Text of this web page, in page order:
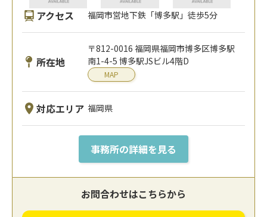
アクセス 福岡市営地下鉄「博多駅」徒歩5分
所在地
〒812-0016 福岡県福岡市博多区博多駅
南1-4-5 博多駅JSビル4階D
MAP
対応エリア 福岡県
事務所の詳細を見る
お問合わせはこちらから